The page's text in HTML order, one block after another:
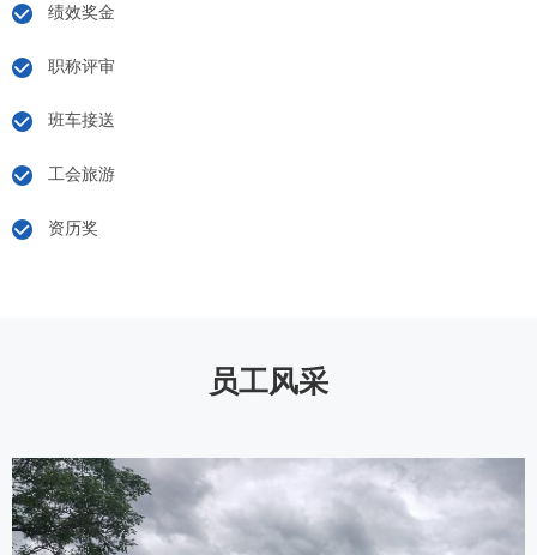
绩效奖金
职称评审
班车接送
工会旅游
资历奖
员工风采